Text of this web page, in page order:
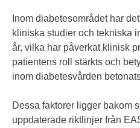
Inom diabetesområdet har
kliniska studier och tekniska
år, vilka har påverkat klinisk
patientens roll stärkts och
inom diabetesvården
Dessa faktorer ligger bakom
uppdaterade riktlinjer från